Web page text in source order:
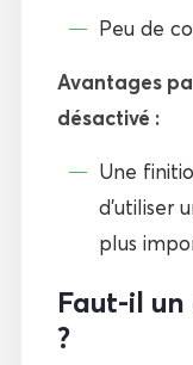
Peu de
Avantages
désactivé :
Une
d’utiliser
plus
Faut-il
?